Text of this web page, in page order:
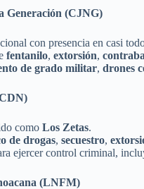
Generación (CJNG)
con presencia en casi
fentanilo, extorsión,
de grado militar, drones
como Los Zetas.
de drogas, secuestro,
ejercer control criminal,
(LNFM)